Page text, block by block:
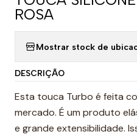
ROSA
Mostrar stock de
DESCRIÇÃO
Esta touca Turbo é feita
mercado. É um produto
e grande extensibilidade.